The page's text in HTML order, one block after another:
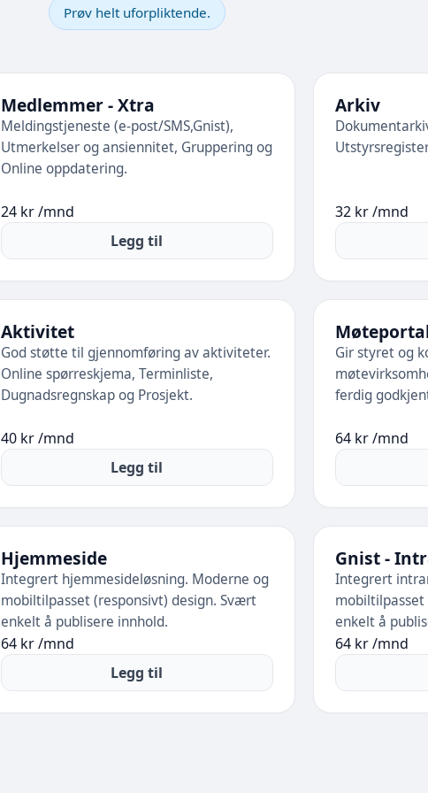
Prøv helt uforpliktende.
Medlemmer - Xtra
Meldingstjeneste (e-post/SMS,Gnist),
Utmerkelser og ansiennitet, Gruppering og
Online oppdatering.
24 kr /mnd
Legg til
Arkiv
32 kr /mnd
Aktivitet
God støtte til gjennomføring av aktiviteter.
Online spørreskjema, Terminliste,
Dugnadsregnskap og Prosjekt.
40 kr /mnd
Legg til
Gir styret og
ferdig
64 kr /mnd
Hjemmeside
Integrert hjemmesideløsning. Moderne og
mobiltilpasset (responsivt) design. Svært
enkelt å publisere innhold.
64 kr /mnd
Legg til
Gnist -
Integrert
enkelt å
64 kr /mnd